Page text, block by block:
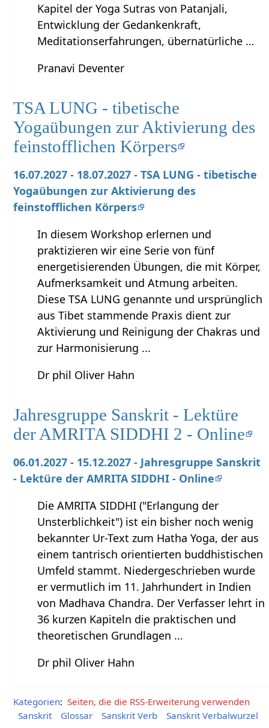
Kapitel der Yoga Sutras von Patanjali,
Entwicklung der Gedankenkraft,
Meditationserfahrungen, übernatürliche …
Pranavi Deventer
TSA LUNG - tibetische
Yogaübungen zur Aktivierung des
feinstofflichen Körpers
16.07.2027 - 18.07.2027 - TSA LUNG - tibetische
Yogaübungen zur Aktivierung des
feinstofflichen Körpers
In diesem Workshop erlernen und
praktizieren wir eine Serie von fünf
energetisierenden Übungen, die mit Körper,
Aufmerksamkeit und Atmung arbeiten.
Diese TSA LUNG genannte und ursprünglich
aus Tibet stammende Praxis dient zur
Aktivierung und Reinigung der Chakras und
zur Harmonisierung ...
Dr phil Oliver Hahn
Jahresgruppe Sanskrit - Lektüre
der AMRITA SIDDHI 2 - Online
06.01.2027 - 15.12.2027 - Jahresgruppe Sanskrit
- Lektüre der AMRITA SIDDHI - Online
Die AMRITA SIDDHI ("Erlangung der
Unsterblichkeit") ist ein bisher noch wenig
bekannter Ur-Text zum Hatha Yoga, der aus
einem tantrisch orientierten buddhistischen
Umfeld stammt. Niedergeschrieben wurde
er vermutlich im 11. Jahrhundert in Indien
von Madhava Chandra. Der Verfasser lehrt in
36 kurzen Kapiteln die praktischen und
theoretischen Grundlagen ...
Dr phil Oliver Hahn
Kategorien: Seiten, die die RSS-Erweiterung verwenden
Sanskrit
Glossar Sanskrit Verb Sanskrit Verbalwurzel